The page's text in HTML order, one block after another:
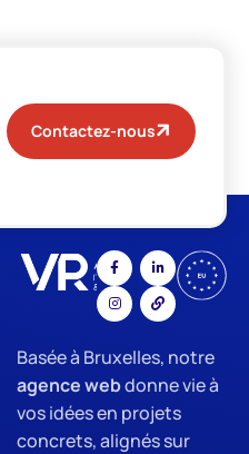
Contactez-nous
App
Basée à Bruxelles, notre
agence webdonne vie à
vos idées en projets
concrets, alignés sur